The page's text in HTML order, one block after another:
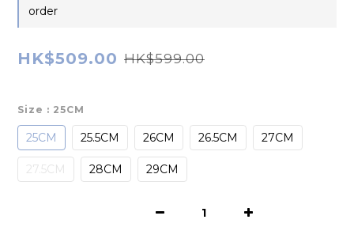
order
HK$509.00 HK$599.00
Size : 25CM
25CM 25.5CM 26CM 26.5CM 27CM
27.5CM 28CM 29CM